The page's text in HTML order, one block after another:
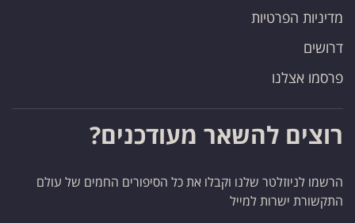
מדיניות הפרטיות
דרושים
פרסמו אצלנו
רוצים להשאר מעודכנים?
הרשמו לניוזלטר שלנו וקבלו את כל הסיפורים החמים של עולם
התקשורת ישרות למייל